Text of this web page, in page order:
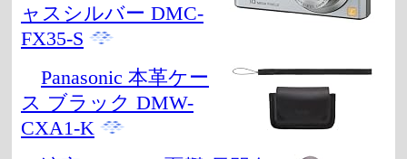
ャスシルバー DMC-
FX35-S
Panasonic 本革ケー
ス ブラック DMW-
CXA1-K